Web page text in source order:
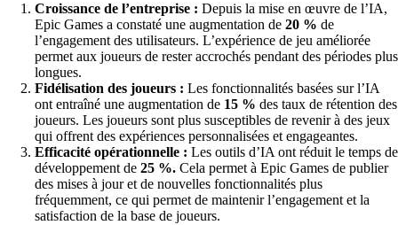
Croissance de l’entreprise : Depuis la mise en œuvre de l’IA,
Epic Games a constaté une augmentation de20 % de
l’engagement des utilisateurs. L’expérience de jeu améliorée
permet aux joueurs de rester accrochés pendant des périodes plus
longues.
Fidélisation des joueurs : Les fonctionnalités basées sur l’IA
ont entraîné une augmentation de 15 % des taux de rétention des
joueurs. Les joueurs sont plus susceptibles de revenir à des jeux
qui offrent des expériences personnalisées et engageantes.
Efficacité opérationnelle : Les outils d’IA ont réduit le temps de
développement de25 %. Cela permet à Epic Games de publier
des mises à jour et de nouvelles fonctionnalités plus
fréquemment, ce qui permet de maintenir l’engagement et la
satisfaction de la base de joueurs.